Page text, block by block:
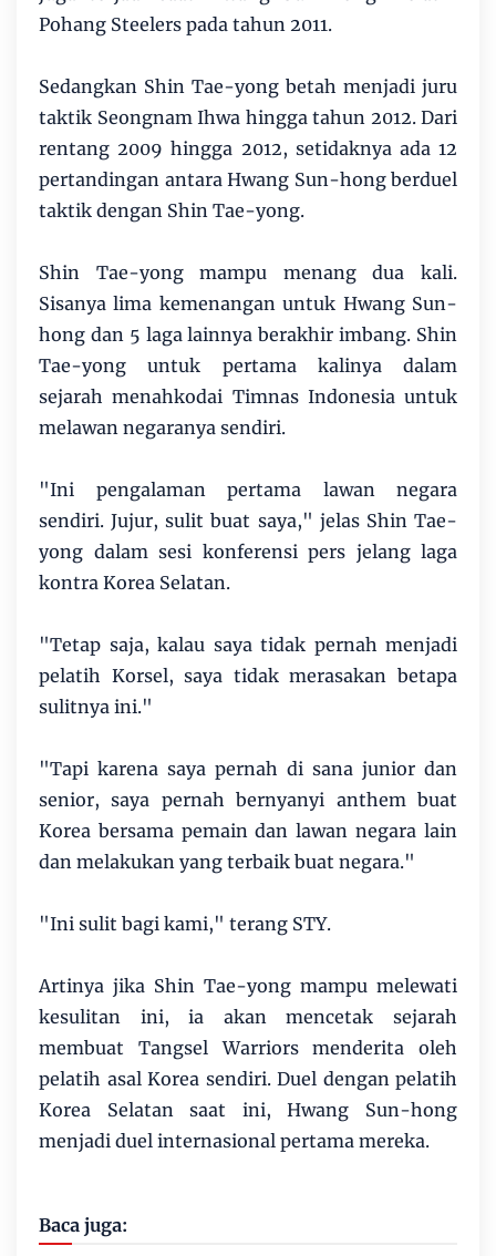
Pohang Steelers pada tahun 2011.
Sedangkan Shin Tae-yong betah menjadi juru
taktik Seongnam Ihwa hingga tahun 2012. Dari
rentang 2009 hingga 2012, setidaknya ada 12
pertandingan antara Hwang Sun-hong berduel
taktik dengan Shin Tae-yong.
Shin Tae-yong mampu menang dua kali.
Sisanya lima kemenangan untuk Hwang Sun-
hong dan 5 laga lainnya berakhir imbang. Shin
Tae-yong untuk pertama kalinya dalam
sejarah menahkodai Timnas Indonesia untuk
melawan negaranya sendiri.
"Ini pengalaman pertama lawan negara
sendiri. Jujur, sulit buat saya," jelas Shin Tae-
yong dalam sesi konferensi pers jelang laga
kontra Korea Selatan.
"Tetap saja, kalau saya tidak pernah menjadi
pelatih Korsel, saya tidak merasakan betapa
sulitnya ini."
"Tapi karena saya pernah di sana junior dan
senior, saya pernah bernyanyi anthem buat
Korea bersama pemain dan lawan negara lain
dan melakukan yang terbaik buat negara."
"Ini sulit bagi kami," terang STY.
Artinya jika Shin Tae-yong mampu melewati
kesulitan ini, ia akan mencetak sejarah
membuat Tangsel Warriors menderita oleh
pelatih asal Korea sendiri. Duel dengan pelatih
Korea Selatan saat ini, Hwang Sun-hong
menjadi duel internasional pertama mereka.
Baca juga: